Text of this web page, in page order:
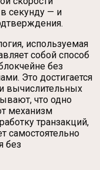
секунду — и
используемая
собой способ
без
Это достигается
вычислительных
что одно
механизм
транзакций,
самостоятельно
без